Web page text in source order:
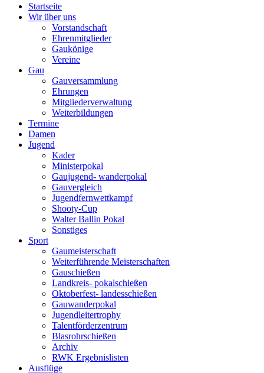
Startseite
Wir über uns
Vorstandschaft
Ehrenmitglieder
Gaukönige
Vereine
Gau
Gauversammlung
Ehrungen
Mitgliederverwaltung
Weiterbildungen
Termine
Damen
Jugend
Kader
Ministerpokal
Gaujugend- wanderpokal
Gauvergleich
Jugendfernwettkampf
Shooty-Cup
Walter Ballin Pokal
Sonstiges
Sport
Gaumeisterschaft
Weiterführende Meisterschaften
Gauschießen
Landkreis- pokalschießen
Oktoberfest- landesschießen
Gauwanderpokal
Jugendleitertrophy
Talentförderzentrum
Blasrohrschießen
Archiv
RWK Ergebnislisten
Ausflüge